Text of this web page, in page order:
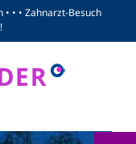
• • Zahnarzt-Besuch